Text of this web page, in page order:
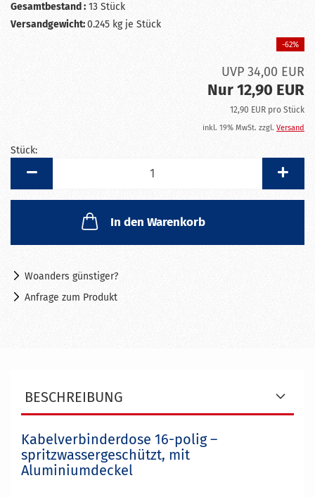
Gesamtbestand : 13 Stück
Versandgewicht:0.245 kg je Stück
-62%
UVP 34,00 EUR
Nur 12,90 EUR
12,90 EUR pro Stück
inkl. 19% MwSt. zzgl. Versand
Stück:
In den Warenkorb
Woanders günstiger?
Anfrage zum Produkt
BESCHREIBUNG
Kabelverbinderdose 16-polig –
spritzwassergeschützt, mit
Aluminiumdeckel